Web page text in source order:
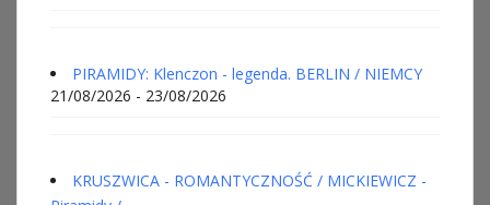
PIRAMIDY: Klenczon - legenda. BERLIN / NIEMCY
21/08/2026 - 23/08/2026
KRUSZWICA - ROMANTYCZNOŚĆ / MICKIEWICZ -